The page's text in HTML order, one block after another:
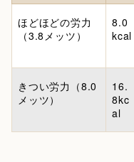
ほどほどの労力
（3.8メッツ）
8.0
kcal
きつい労力（8.0
メッツ）
16.
8kc
al